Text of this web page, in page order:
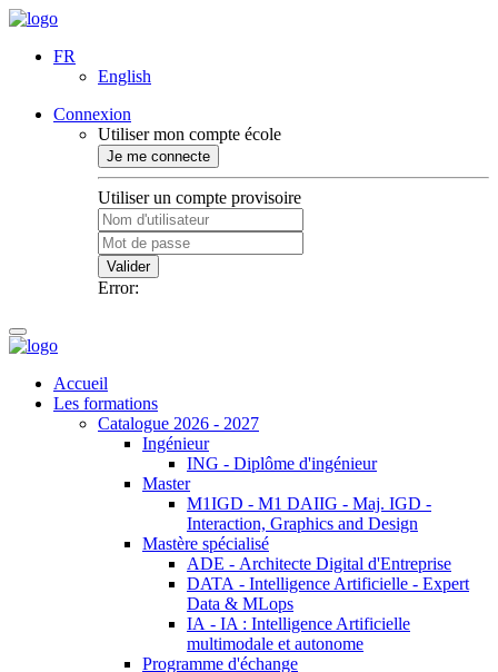
FR
English
Connexion
Utiliser mon compte école
Je me connecte
Utiliser un compte provisoire
Valider
Error:
Accueil
Les formations
Catalogue 2026 - 2027
Ingénieur
ING - Diplôme d'ingénieur
Master
M1IGD - M1 DAIIG - Maj. IGD -
Interaction, Graphics and Design
Mastère spécialisé
ADE - Architecte Digital d'Entreprise
DATA - Intelligence Artificielle - Expert
Data & MLops
IA - IA : Intelligence Artificielle
multimodale et autonome
Programme d'échange